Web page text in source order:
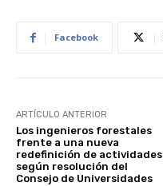
Facebook
ARTÍCULO ANTERIOR
Los ingenieros forestales
frente a una nueva
redefinición de actividades
según resolución del
Consejo de Universidades